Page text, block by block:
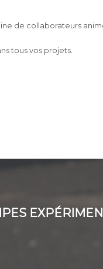
de collaborateurs
tous vos projets.